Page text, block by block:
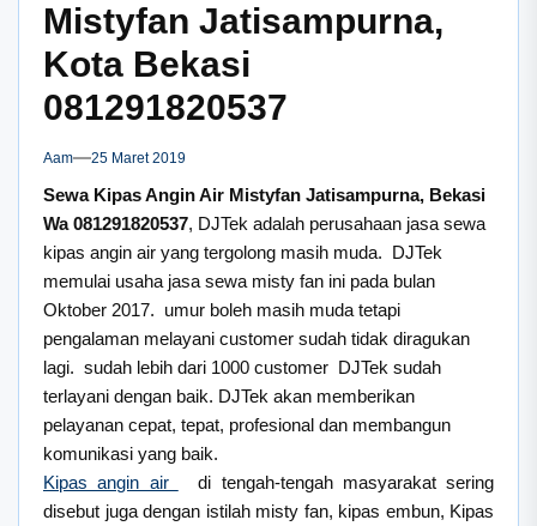
Mistyfan Jatisampurna,
Kota Bekasi
081291820537
Aam 25 Maret 2019
Sewa Kipas Angin Air Mistyfan Jatisampurna, Bekasi
Wa 081291820537, DJTek adalah perusahaan jasa sewa
kipas angin air yang tergolong masih muda. DJTek
memulai usaha jasa sewa misty fan ini pada bulan
Oktober 2017. umur boleh masih muda tetapi
pengalaman melayani customer sudah tidak diragukan
lagi. sudah lebih dari 1000 customer DJTek sudah
terlayani dengan baik. DJTek akan memberikan
pelayanan cepat, tepat, profesional dan membangun
komunikasi yang baik.
Kipas angin air
di tengah-tengah masyarakat sering
disebut juga dengan istilah misty fan, kipas embun, Kipas